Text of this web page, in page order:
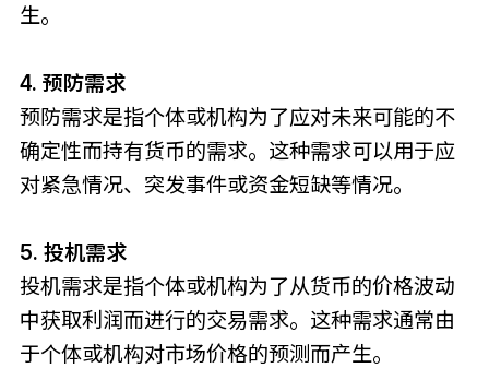
生。
4. 预防需求
预防需求是指个体或机构为了应对未来可能的不
确定性而持有货币的需求。这种需求可以用于应
对紧急情况、突发事件或资金短缺等情况。
5. 投机需求
投机需求是指个体或机构为了从货币的价格波动
中获取利润而进行的交易需求。这种需求通常由
于个体或机构对市场价格的预测而产生。